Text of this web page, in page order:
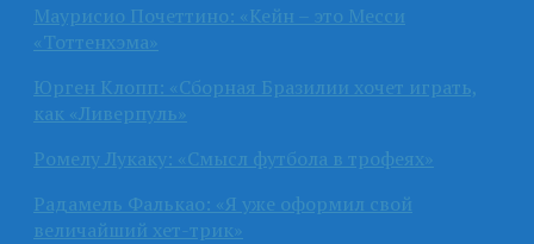
Маурисио Почеттино: «Кейн – это Месси
«Тоттенхэма»
Юрген Клопп: «Сборная Бразилии хочет играть,
как «Ливерпуль»
Ромелу Лукаку: «Смысл футбола в трофеях»
Радамель Фалькао: «Я уже оформил свой
величайший хет-трик»